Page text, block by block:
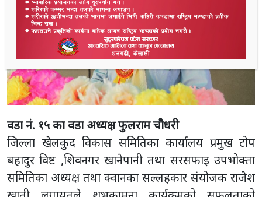
वडा नं. १५ का वडा अध्यक्ष फुलराम चाैधरी
जिल्ला खेलकुद विकास समितिका कार्यालय प्रमुख टोप
बहादुर विष्ट ,शिवनगर खानेपानी तथा सरसफाइ उपभोक्ता
समितिका अध्यक्ष तथा क्वानका सल्लहकार संयोजक राजेश